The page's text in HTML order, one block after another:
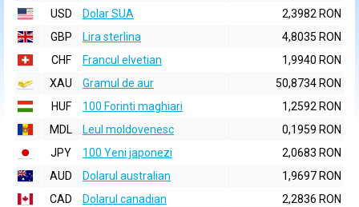
USD
Dolar SUA
2,3982 RON
GBP
Lira sterlina
4,8035 RON
CHF
Francul elvetian
1,9940 RON
XAU
Gramul de aur
50,8734 RON
HUF
100 Forinti maghiari
1,2592 RON
MDL
Leul moldovenesc
0,1959 RON
JPY
100 Yeni japonezi
2,0683 RON
AUD
Dolarul australian
1,9697 RON
CAD
Dolarul canadian
2,2836 RON